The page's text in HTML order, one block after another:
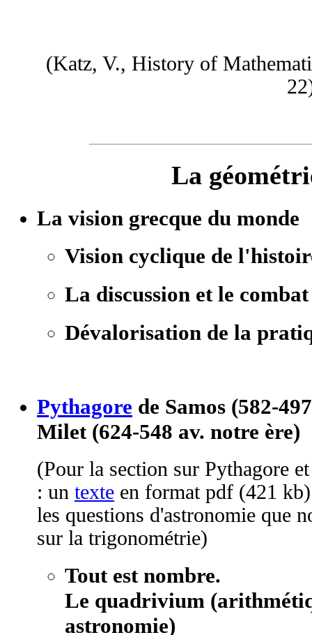
(Katz, V., History of
La
La vision grecque du monde
Vision cyclique de
La discussion et le combat
Dévalorisation de la
Pythagore de Samos (582-
Milet (624-548 av. notre ère)
(Pour la section sur Pythagore
: un texte en format pdf (421
les questions d'astronomie que
sur la trigonométrie)
Tout est nombre.
Le quadrivium
astronomie)